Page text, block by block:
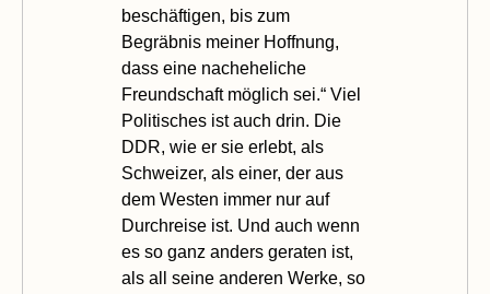
beschäftigen, bis zum
Begräbnis meiner Hoffnung,
dass eine nacheheliche
Freundschaft möglich sei.“ Viel
Politisches ist auch drin. Die
DDR, wie er sie erlebt, als
Schweizer, als einer, der aus
dem Westen immer nur auf
Durchreise ist. Und auch wenn
es so ganz anders geraten ist,
als all seine anderen Werke, so